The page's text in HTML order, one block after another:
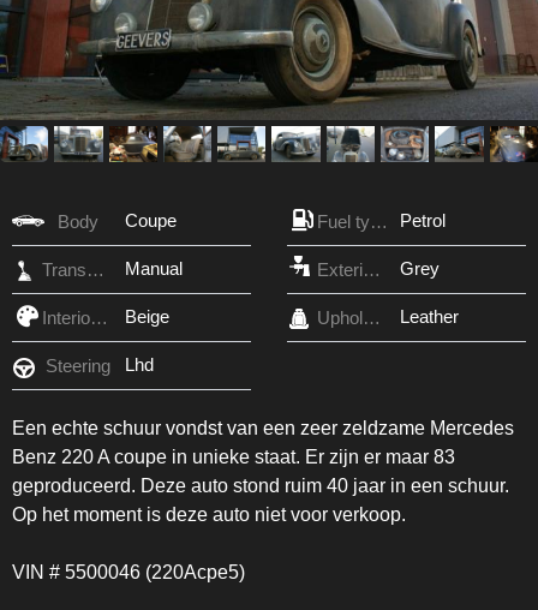
Body Coupe Fuel type Petrol
Transmission Manual Exterior Color Grey
Interior Color Beige Upholstery Leather
Steering Lhd
Een echte schuur vondst van een zeer zeldzame Mercedes
Benz 220 A coupe in unieke staat. Er zijn er maar 83
geproduceerd. Deze auto stond ruim 40 jaar in een schuur.
Op het moment is deze auto niet voor verkoop.
VIN # 5500046 (220Acpe5)